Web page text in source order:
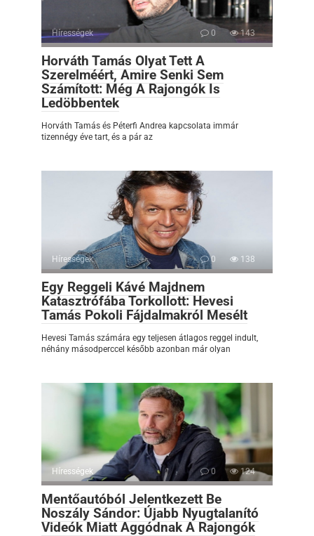
Hírességek 0 143
Horváth Tamás Olyat Tett A
Szerelméért, Amire Senki Sem
Számított: Még A Rajongók Is
Ledöbbentek
Horváth Tamás és Péterfi Andrea kapcsolata immár
tizennégy éve tart, és a pár az
Hírességek 0 138
Egy Reggeli Kávé Majdnem
Katasztrófába Torkollott: Hevesi
Tamás Pokoli Fájdalmakról Mesélt
Hevesi Tamás számára egy teljesen átlagos reggel indult,
néhány másodperccel később azonban már olyan
Hírességek 0 124
Mentőautóból Jelentkezett Be
Noszály Sándor: Újabb Nyugtalanító
Videók Miatt Aggódnak A Rajongók